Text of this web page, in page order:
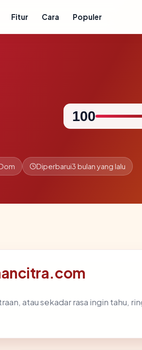
Fitur Cara Populer
100
Diperbarui3 bulan yang lalu
atau sekadar rasa ingin tahu,